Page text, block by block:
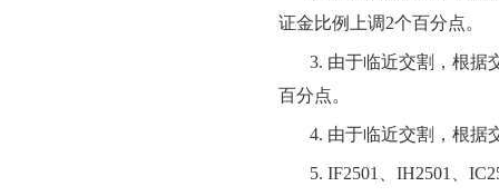
证金比例上调2个百分点。
3. 由于临近交割，根据
百分点。
4. 由于临近交割，根据
5. IF2501、IH2501、